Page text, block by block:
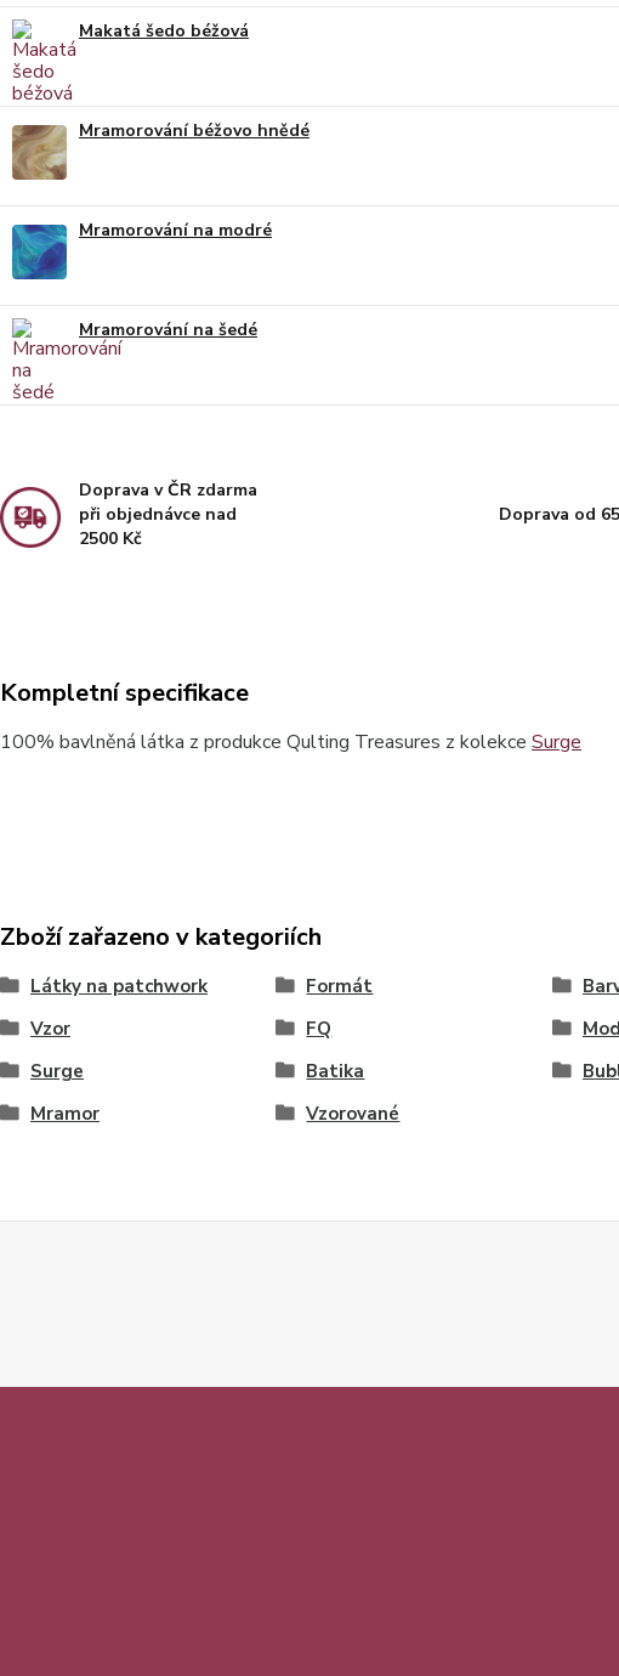
Makatá šedo béžová
Mramorování béžovo hnědé
Mramorování na modré
Mramorování na šedé
Doprava v ČR zdarma
při objednávce nad
2500 Kč
Doprava od
Kompletní specifikace
100% bavlněná látka z produkce Qulting Treasures z kolekce Surge
Zboží zařazeno v kategoriích
Látky na patchwork Formát
Vzor
FQ
Surge
Batika
Mramor
Vzorované